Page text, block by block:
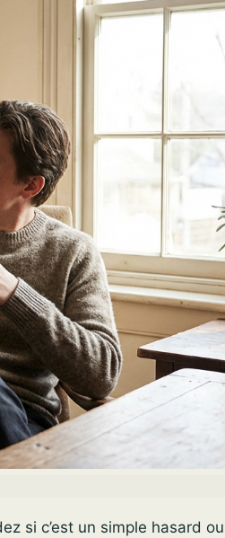
si c’est un simple hasard